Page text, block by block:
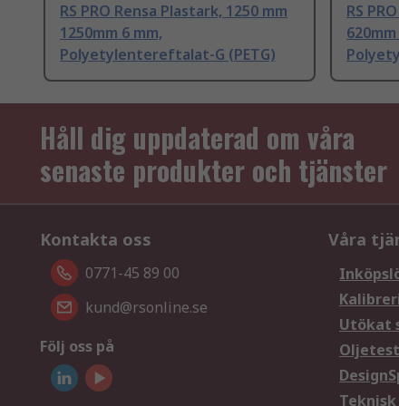
RS PRO Rensa Plastark, 1250 mm
1250mm 6 mm,
Polyetylentereftalat-G (PETG)
RS
Håll dig uppdaterad om våra
senaste produkter och tjänster
Kontakta oss
0771-45 89 00
kund@rsonline.se
Följ oss på
Våra
Utökat